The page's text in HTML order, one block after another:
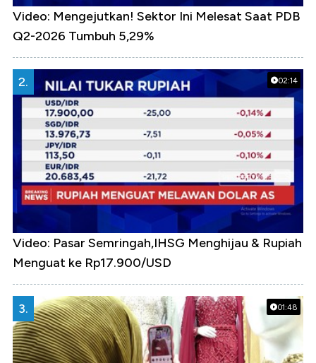
Video: Mengejutkan! Sektor Ini Melesat Saat PDB
Q2-2026 Tumbuh 5,29%
02:14
2.
Video: Pasar Semringah,IHSG Menghijau & Rupiah
Menguat ke Rp17.900/USD
01:48
3.